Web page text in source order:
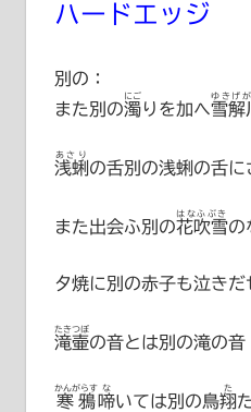
ハードエッジ
別の：
また別の濁
にご
りを加へ雪解
ゆきげ
浅蜊
あさり
の舌別の浅蜊の舌
また出会ふ別の花吹雪
はなふぶき
の
夕焼に別の赤子も泣き
滝壷
たきつぼ
の音とは別の滝の
寒鴉
かんがらす
啼
な
いては別の鳥翔
た